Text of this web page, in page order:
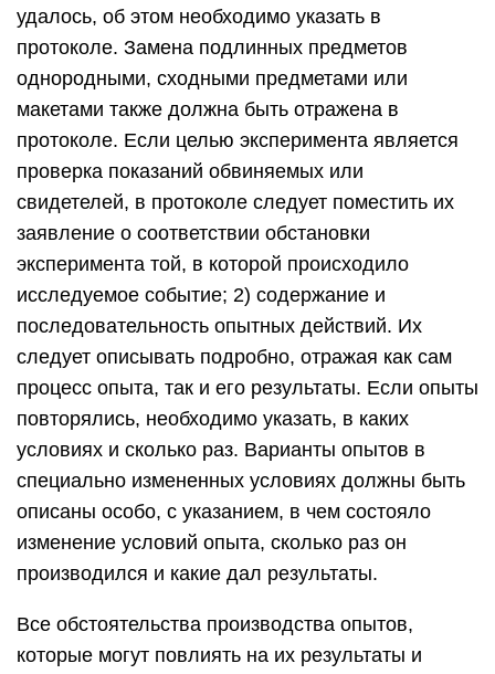
удалось, об этом необходимо указать в
протоколе. Замена подлинных предметов
однородными, сходными предметами или
макетами также должна быть отражена в
протоколе. Если целью эксперимента является
проверка показаний обвиняемых или
свидетелей, в протоколе следует поместить их
заявление о соответствии обстановки
эксперимента той, в которой происходило
исследуемое событие; 2) содержание и
последовательность опытных действий. Их
следует описывать подробно, отражая как сам
процесс опыта, так и его результаты. Если опыты
повторялись, необходимо указать, в каких
условиях и сколько раз. Варианты опытов в
специально измененных условиях должны быть
описаны особо, с указанием, в чем состояло
изменение условий опыта, сколько раз он
производился и какие дал результаты.
Все обстоятельства производства опытов,
которые могут повлиять на их результаты и